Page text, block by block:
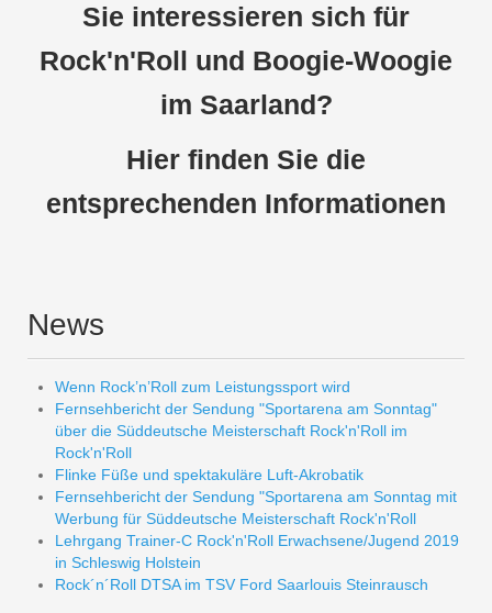
Sie interessieren sich für
Rock'n'Roll und Boogie-Woogie
im Saarland?
Hier finden Sie die
entsprechenden Informationen
News
Wenn Rock’n’Roll zum Leistungssport wird
Fernsehbericht der Sendung "Sportarena am Sonntag"
über die Süddeutsche Meisterschaft Rock'n'Roll im
Rock'n'Roll
Flinke Füße und spektakuläre Luft-Akrobatik
Fernsehbericht der Sendung "Sportarena am Sonntag mit
Werbung für Süddeutsche Meisterschaft Rock'n'Roll
Lehrgang Trainer-C Rock'n'Roll Erwachsene/Jugend 2019
in Schleswig Holstein
Rock´n´Roll DTSA im TSV Ford Saarlouis Steinrausch